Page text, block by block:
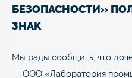
БЕЗОПАСНОСТИ»
ЗНАК
Мы рады сообщить, что
— ООО «Лаборатория